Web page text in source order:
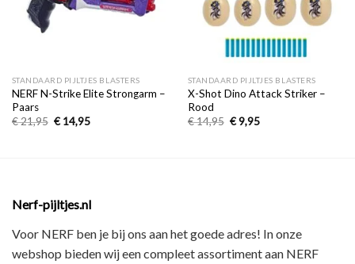
STANDAARD PIJLTJES BLASTERS
NERF N-Strike Elite Strongarm –
Paars
€21,95 €14,95
STANDAARD PIJLTJES BLASTERS
X-Shot Dino Attack Striker –
Rood
€14,95 €9,95
Nerf-pijltjes.nl
Voor NERF ben je bij ons aan het goede adres! In onze
webshop bieden wij eencompleet assortimentaan NERF